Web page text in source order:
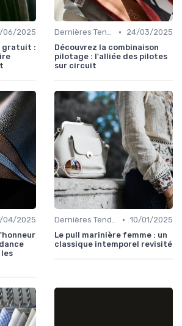
06/2025
gratuit :
Dernières Tendances de Mode •
24/03/2025
Découvrez la combinaison
pilotage : l'alliée des pilotes
sur circuit
04/2025
Dernières Tendances de Mode • 10/01/2025
Le pull marinière femme : un
classique intemporel revisité